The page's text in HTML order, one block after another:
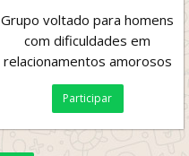
Grupo voltado para homens
com dificuldades em
relacionamentos amorosos
com mulheres!! Se você tem
esse problema venha...
Participar